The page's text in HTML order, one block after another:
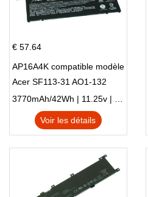
€ 57.64
AP16A4K compatible modèle
Acer SF113-31 AO1-132
NE132
3770mAh/42Wh | 11.25v | Li-ion ...
Voir les détails